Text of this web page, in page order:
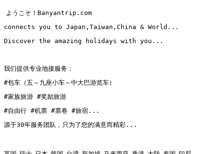
ようこそ！Banyantrip.com
connects you to Japan,Taiwan,China & World...
Discover the amazing holidays with you...
我们提供专业地接服务：
#包车（五～九座小车～中大巴游览车）
#家族旅游 #奖励旅游
#自由行 #机票 #票卷 #旅宿...
源于30年服务团队，只为了您的满意而精彩...